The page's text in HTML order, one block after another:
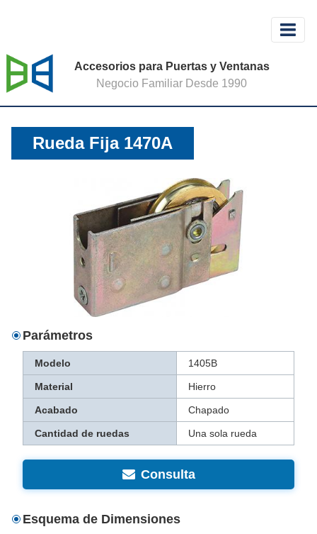
Accesorios para Puertas y Ventanas
Negocio Familiar Desde 1990
Rueda Fija 1470A
Parámetros
Modelo 1405B
Material Hierro
Acabado Chapado
Cantidad de ruedas Una sola rueda
Consulta
Esquema de Dimensiones